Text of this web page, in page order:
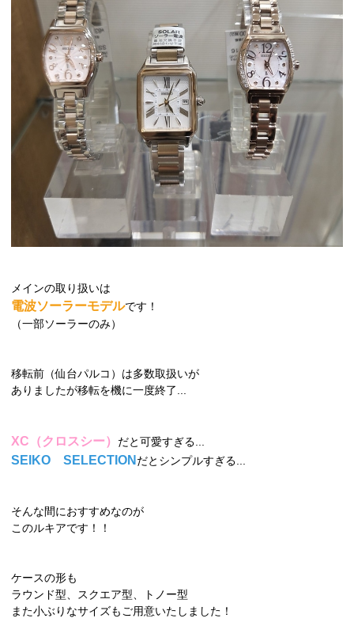
メインの取り扱いは
電波ソーラーモデルです！
（一部ソーラーのみ）
移転前（仙台パルコ）は多数取扱いが
ありましたが移転を機に一度終了...
XC（クロスシー） だと可愛すぎる...
SEIKO SELECTION だとシンプルすぎる...
そんな間におすすめなのが
このルキアです！！
ケースの形も
ラウンド型、スクエア型、トノー型
また小ぶりなサイズもご用意いたしました！